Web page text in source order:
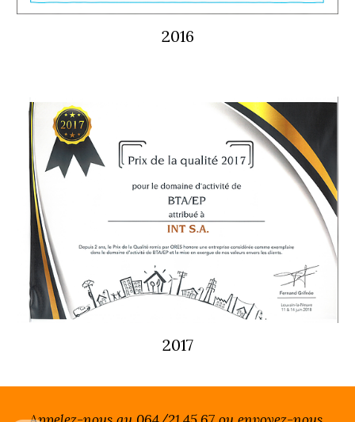
2016
2017